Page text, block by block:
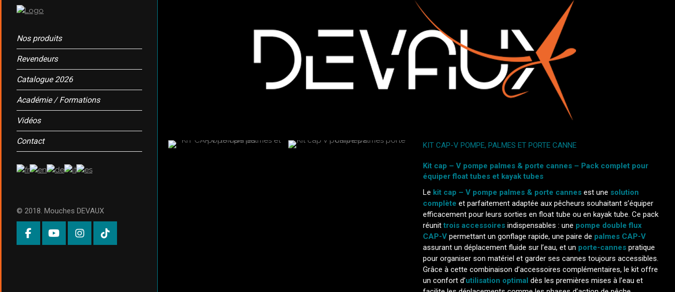
Nos produits
Revendeurs
Catalogue 2026
Académie / Formations
Vidéos
Contact
© 2018. Mouches DEVAUX
KIT CAP-V POMPE, PALMES ET PORTE CANNE
Kit cap – V pompe palmes & porte cannes – Pack complet pour
équiper float tubes et kayak tubes
Le kit cap – V pompe palmes & porte cannes est une solution
complète et parfaitement adaptée aux pêcheurs souhaitant s’équiper
efficacement pour leurs sorties en float tube ou en kayak tube. Ce pack
réunit trois accessoires indispensables : une pompe double flux
CAP-V permettant un gonflage rapide, une paire de palmes CAP-V
assurant un déplacement fluide sur l’eau, et un porte-cannes pratique
pour organiser son matériel et garder ses cannes toujours accessibles.
Grâce à cette combinaison d’accessoires complémentaires, le kit offre
un confort d’utilisation optimal dès les premières mises à l’eau et